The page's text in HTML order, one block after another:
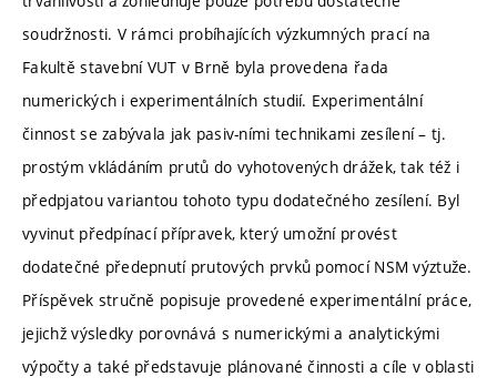
soudržnosti. V rámci probíhajících výzkumných prací na
Fakultě stavební VUT v Brně byla provedena řada
numerických i experimentálních studií. Experimentální
činnost se zabývala jak pasiv-ními technikami zesílení – tj.
prostým vkládáním prutů do vyhotovených drážek, tak též i
předpjatou variantou tohoto typu dodatečného zesílení. Byl
vyvinut předpínací přípravek, který umožní provést
dodatečné předepnutí prutových prvků pomocí NSM výztuže.
Příspěvek stručně popisuje provedené experimentální práce,
jejichž výsledky porovnává s numerickými a analytickými
výpočty a také představuje plánované činnosti a cíle v oblasti